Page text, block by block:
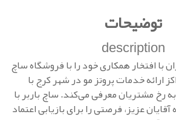
توضیحات
description
افتخار همکاری خود را با فروشگاه ساچ
ارائه خدمات پروتز مو در شهر کرج با
به رخ مشتریان معرفی می‌کند. ساچ باربر با
عزیز، فرصتی را برای بازیابی اعتماد